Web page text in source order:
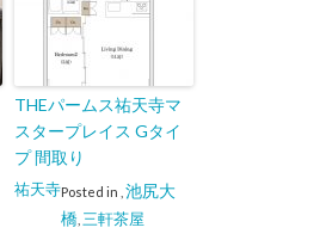
THEパームス祐天寺マ
スタープレイス Gタイ
プ 間取り
Posted in
祐天寺
池尻大
橋, 三軒茶屋